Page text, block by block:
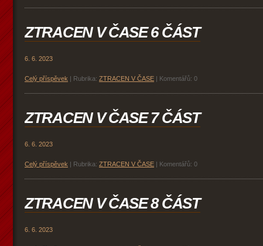
ZTRACEN V ČASE 6 ČÁST
6. 6. 2023
Celý příspěvek | Rubrika: ZTRACEN V ČASE | Komentářů: 0
ZTRACEN V ČASE 7 ČÁST
6. 6. 2023
Celý příspěvek | Rubrika: ZTRACEN V ČASE | Komentářů: 0
ZTRACEN V ČASE 8 ČÁST
6. 6. 2023